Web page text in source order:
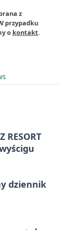
z
przypadku
o kontakt.
RESORT
dziennik